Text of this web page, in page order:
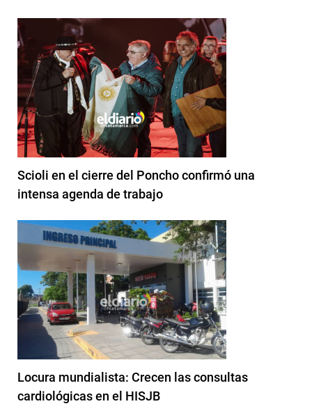
Scioli en el cierre del Poncho confirmó una
intensa agenda de trabajo
Locura mundialista: Crecen las consultas
cardiológicas en el HISJB